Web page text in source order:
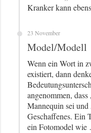
Kranker kann
23 November
Model/Modell
Wenn ein Wort in
existiert, dann
angenommen,
Mannequin sei
Geschaffenes. Ein
ein Fotomodel